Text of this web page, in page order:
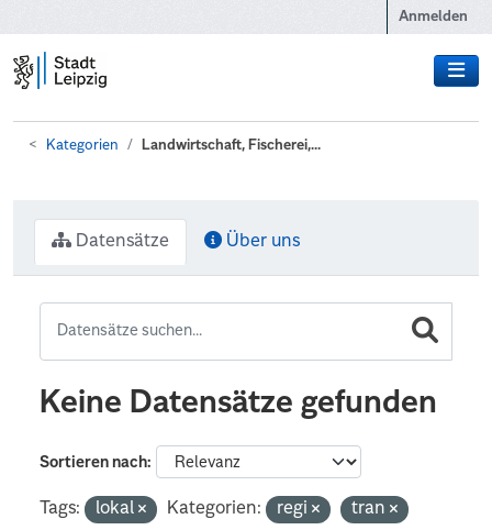
Anmelden
Kategorien Landwirtschaft, Fischerei,...
Datensätze Über uns
Keine Datensätze gefunden
Sortieren nach
Tags: lokal Kategorien: regi
tran